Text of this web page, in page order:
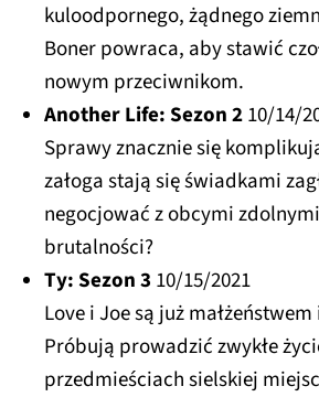
kuloodpornego, żądnego
Boner powraca, aby stawić
nowym przeciwnikom.
Another Life: Sezon 210/14/
Sprawy znacznie się
załoga stają się świadkami
negocjować z obcymi
brutalności?
Ty: Sezon 3 10/15/2021
Love i Joe są już
Próbują prowadzić zwykłe
przedmieściach sielskiej